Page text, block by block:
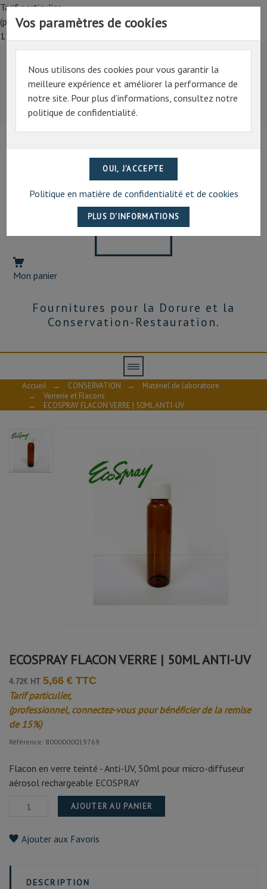
Tarif particulier,
(professionnel, connectez-vous pour bénéficier de la remise de
15%)
Tarif particulier,
(professionnel, connectez-vous pour bénéficier de la
remise de 15%)
07 69 94 13 47
Mon panier
Fournitures pour la Dorure et la
Conservation-Restauration.
Vos paramètres de cookies
Nous utilisons des cookies pour vous garantir la
meilleure expérience et améliorer la performance de
notre site. Pour plus d’informations, consultez notre
politique de confidentialité.
Politique en matière de confidentialité et de cookies
Accueil → CONSERVATION →
Matériel de laboratoire
→
Verrerie et Flacons
→
ECOSPRAY FLACON VERRE | 50ML ANTI-UV
ECOSPRAY FLACON VERRE | 50ML ANTI-UV
4.72€ HT 5,66 € TTC
Tarif particulier,
(professionnel, connectez-vous pour bénéficier de la remise
de 15%)
Référence: 8000000019769
Flacon en verre teinté - Anti-UV, 50ml pour micro-diffuseur
aérosol rechargeable ECOSPRAY
AJOUTER AU PANIER
Ajouter aux Favoris
DESCRIPTION